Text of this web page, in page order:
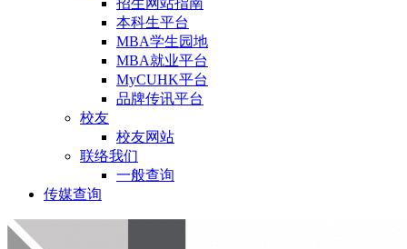
本科生平台
MBA学生园地
MBA就业平台
MyCUHK平台
品牌传讯平台
校友
校友网站
联络我们
一般查询
传媒查询